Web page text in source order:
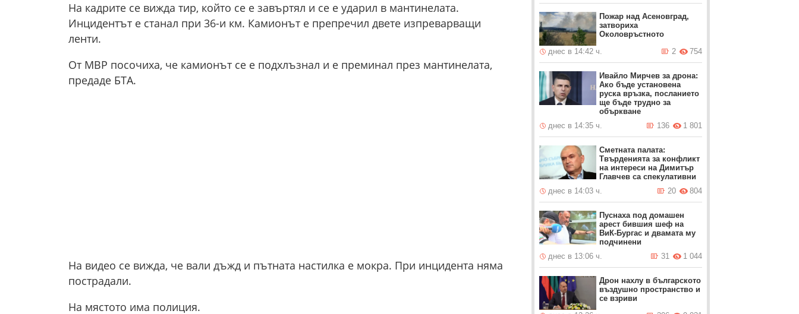
На кадрите се вижда тир, който се е завъртял и се е ударил в мантинелата.
Инцидентът е станал при 36-и км. Камионът е препречил двете изпреварващи
ленти.
От МВР посочиха, че камионът се е подхлъзнал и е преминал през мантинелата,
предаде БТА.
На видео се вижда, че вали дъжд и пътната настилка е мокра. При инцидента няма
пострадали.
На мястото има полиция.
Пожар над Асеновград,
затвориха
Околовръстното
днес в 14:42 ч.
754
2
Ивайло Мирчев за дрона:
Ако бъде установена
руска връзка, посланието
ще бъде трудно за
объркване
днес в 14:35 ч.
1 801
136
Сметната палата:
Твърденията за конфликт
на интереси на Димитър
Главчев са спекулативни
днес в 14:03 ч.
804
20
Пуснаха под домашен
арест бившия шеф на
ВиК-Бургас и двамата му
подчинени
днес в 13:06 ч.
1 044
31
Дрон нахлу в българското
въздушно пространство и
се взриви